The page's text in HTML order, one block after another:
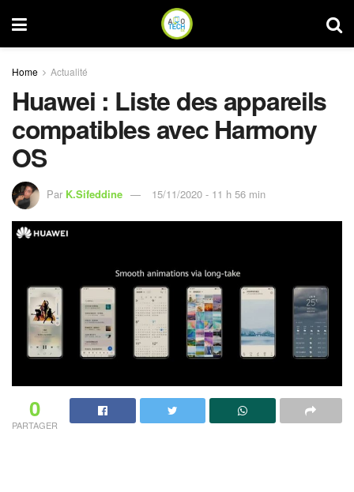
Home Actualité
Huawei : Liste des appareils
compatibles avec Harmony
OS
Par K.Sifeddine 15/11/2020 - 11 h 56 min
0
PARTAGER